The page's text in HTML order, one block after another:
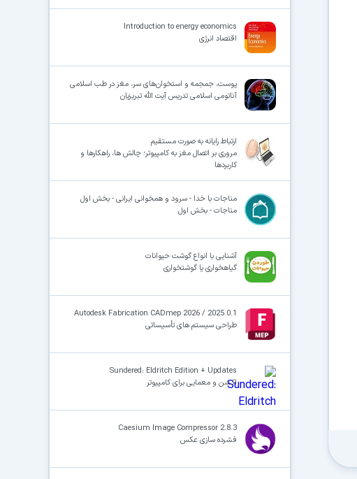
Introduction to energy economics
اقتصاد انرژی
پوست، جمجمه و استخوان‌های سر، مغز در طب اسلامی
آناتومی اسلامی تدریس آیت الله تبریزیان
ارتباط رایانه به صورت مستقیم
مروری بر اتصال مغز به کامپیوتر؛ چالش ها، راهکارها و
کاربردها
مناجات با خدا - سرود و همخوانی ایرانی - بخش اول
مناجات - بخش اول
آشنایی با انواع گوشت حیوانات
گیاهخواری یا گوشتخواری
Autodesk Fabrication CADmep 2026 / 2025.0.1
طراحی سیستم های تأسیساتی
Sundered: Eldritch Edition + Updates
اکشن و معمایی برای کامپیوتر
Caesium Image Compressor 2.8.3
فشرده سازی عکس